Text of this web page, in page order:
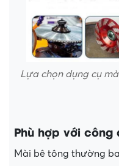
Lựa chọn dụng cụ
Phù hợp với công
Mài bê tông thường